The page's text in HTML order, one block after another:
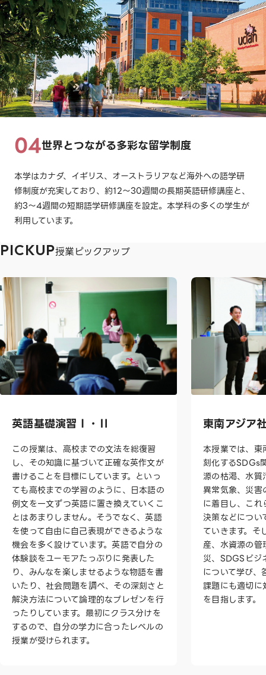
世界とつながる多彩な留学制度
本学はカナダ、イギリス、オーストラリアなど海外への語学研
修制度が充実しており、約12～30週間の長期英語研修講座と、
約3～4週間の短期語学研修講座を設定。本学科の多くの学生が
利用しています。
PICKUP授業ピックアップ
英語基礎演習Ⅰ・Ⅱ
この授業は、高校までの文法を総復習
し、その知識に基づいて正確な英作文が
書けることを目標にしています。といっ
ても高校までの学習のように、日本語の
例文を一文ずつ英語に置き換えていくこ
とはあまりしません。そうでなく、英語
を使って自由に自己表現ができるような
機会を多く設けています。英語で自分の
体験談をユーモアたっぷりに発表した
り、みんなを楽しませるような物語を書
いたり、社会問題を調べ、その深刻さと
解決方法について論理的なプレゼンを行
ったりしています。最初にクラス分けを
するので、自分の学力に合ったレベルの
授業が受けられます。
東南アジ
本授業では、東
刻化するSDGs
源の枯渇、水
異常気象、災害
に着目し、こ
決策などについ
ていきます。そ
産、水資源の管
災、SDGSビジ
について学び、
課題にも適切に
を目指します。